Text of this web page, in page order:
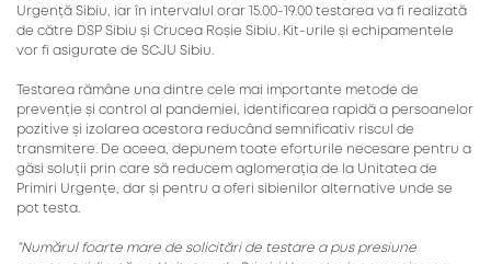
Urgență Sibiu, iar în intervalul orar 15.00-19.00 testarea va fi realizată
de către DSP Sibiu și Crucea Roșie Sibiu. Kit-urile și echipamentele
vor fi asigurate de SCJU Sibiu.
Testarea rămâne una dintre cele mai importante metode de
prevenție și control al pandemiei, identificarea rapidă a persoanelor
pozitive și izolarea acestora reducând semnificativ riscul de
transmitere. De aceea, depunem toate eforturile necesare pentru a
găsi soluții prin care să reducem aglomerația de la Unitatea de
Primiri Urgențe, dar și pentru a oferi sibienilor alternative unde se
pot testa.
“Numărul foarte mare de solicitări de testare a pus presiune